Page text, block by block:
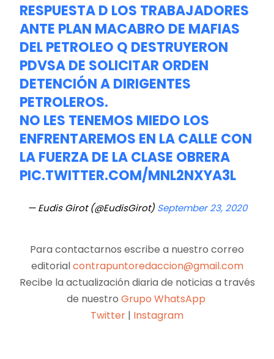
RESPUESTA D LOS TRABAJADORES
ANTE PLAN MACABRO DE MAFIAS
DEL PETROLEO Q DESTRUYERON
PDVSA DE SOLICITAR ORDEN
DETENCIÓN A DIRIGENTES
PETROLEROS.
NO LES TENEMOS MIEDO LOS
ENFRENTAREMOS EN LA CALLE CON
LA FUERZA DE LA CLASE OBRERA
PIC.TWITTER.COM/MNL2NXYA3L
— Eudis Girot (@EudisGirot) September 23, 2020
Para contactarnos escribe a nuestro correo
editorialcontrapuntoredaccion@gmail.com
Recibe la actualización diaria de noticias a través
de nuestro Grupo WhatsApp
Twitter | Instagram